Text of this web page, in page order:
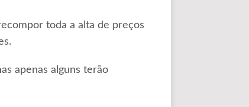
toda a alta de preços
apenas alguns terão